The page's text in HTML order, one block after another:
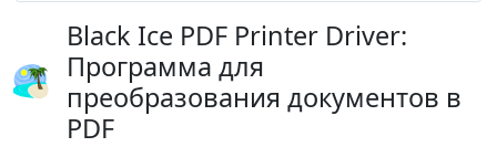
Black Ice PDF Printer Driver:
Программа для
преобразования документов в
PDF